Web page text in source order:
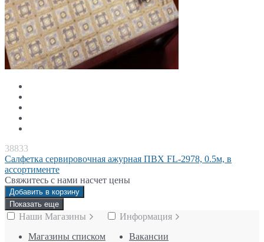
38833
Салфетка сервировочная ажурная ПВХ FL-2978, 0.5м, в
ассортименте
Свяжитесь с нами насчет цены
Добавить в корзину
Показать еще
Наши Магазины
Магазины списком
Информация
Вакансии